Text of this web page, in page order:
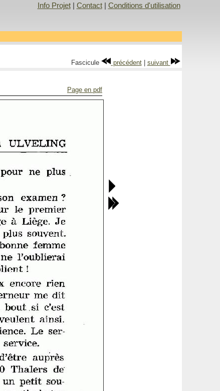
Info Projet| Contact| Conditions d'utilisation
Fascicule précédent| suivant
Page en pdf